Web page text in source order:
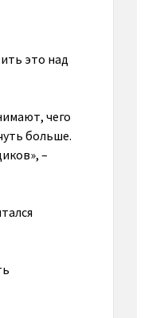
это над
чего
больше.
–